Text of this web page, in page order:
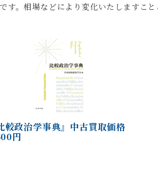
。相場などにより変化いたしますこと
較政治学事典』中古買取価格
円